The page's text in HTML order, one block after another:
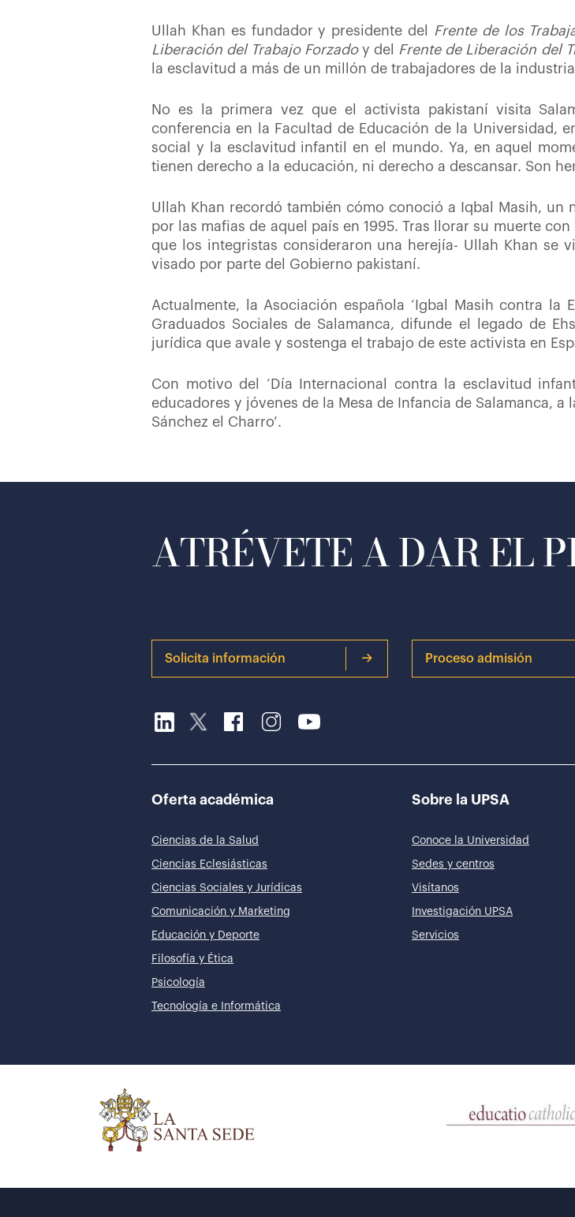
Ullah Khan es fundador y presidente del Frente de los
Liberación del Trabajo Forzadoy del Frente de Liberación del
la esclavitud a más de un millón de trabajadores de la
No es la primera vez que el activista pakistaní visita
conferencia en la Facultad de Educación de la Universidad,
social y la esclavitud infantil en el mundo. Ya, en aquel
tienen derecho a la educación, ni derecho a descansar. Son
Ullah Khan recordó también cómo conoció a Iqbal Masih, un
por las mafias de aquel país en 1995. Tras llorar su muerte
que los integristas consideraron una herejía- Ullah Khan se
visado por parte del Gobierno pakistaní.
Actualmente, la Asociación española ‘Igbal Masih contra la
Graduados Sociales de Salamanca, difunde el legado de
jurídica que avale y sostenga el trabajo de este activista en
Con motivo del ‘Día Internacional contra la esclavitud
educadores y jóvenes de la Mesa de Infancia de Salamanca, a
Sánchez el Charro’.
ATRÉVETE A DAR EL
Solicita información Proceso admisión
Oferta académica
Ciencias de la Salud
Ciencias Eclesiásticas
Ciencias Sociales y Jurídicas
Comunicación y Marketing
Educación y Deporte
Filosofía y Ética
Psicología
Tecnología e Informática
Sobre la UPSA
Conoce la Universidad
Sedes y centros
Visítanos
Investigación UPSA
Servicios